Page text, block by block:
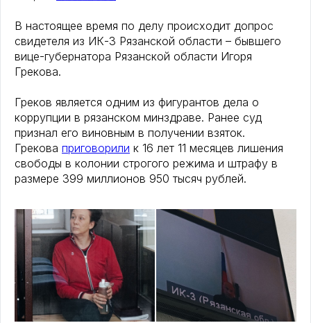
В настоящее время по делу происходит допрос
свидетеля из ИК-3 Рязанской области – бывшего
вице-губернатора Рязанской области Игоря
Грекова.
Греков является одним из фигурантов дела о
коррупции в рязанском минздраве. Ранее суд
признал его виновным в получении взяток.
Грекова приговорили к 16 лет 11 месяцев лишения
свободы в колонии строгого режима и штрафу в
размере 399 миллионов 950 тысяч рублей.